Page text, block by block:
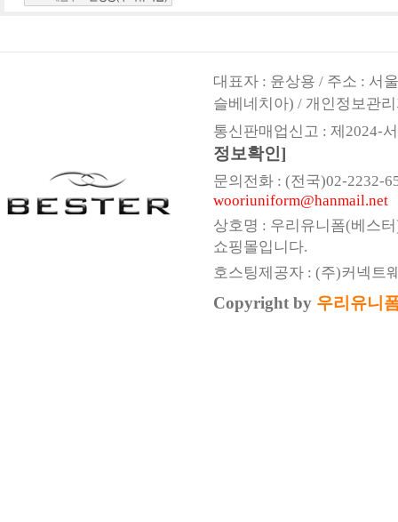
대표자 : 윤상용 / 주소 : 서
슬베네치아) / 개인정보관
통신판매업신고 : 제2024-
정보확인]
문의전화 : (전국)02-2232-
wooriuniform@hanmail.net
상호명 : 우리유니폼(베스
쇼핑몰입니다.
호스팅제공자 : (주)커넥트
Copyright by 우리유니